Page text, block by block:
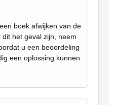
boek afwijken van de
het geval zijn, neem
u een beoordeling
een oplossing kunnen